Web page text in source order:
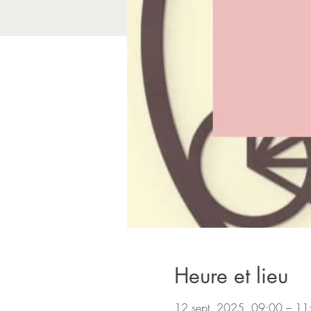
Heure et lieu
12 sept. 2025, 09:00 –